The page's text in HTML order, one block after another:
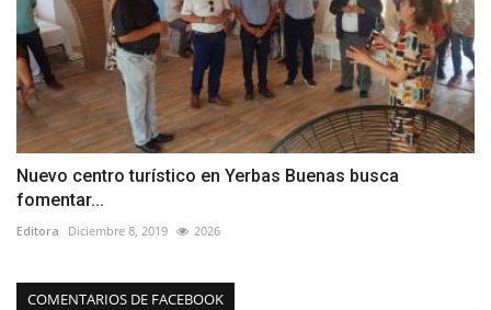
Nuevo centro turístico en Yerbas Buenas busca
fomentar...
Editora Diciembre 8, 2019 2026
COMENTARIOS DE FACEBOOK